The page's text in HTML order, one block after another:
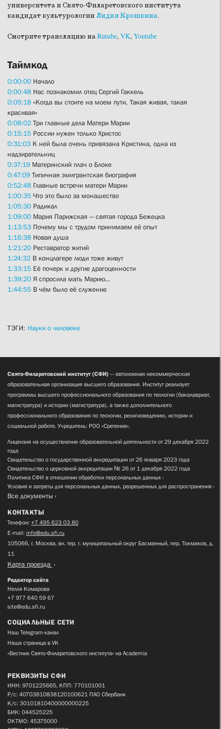
университета и Свято-Филаретовского института
кандидат культурологииЛидия Крошкина.
Смотрите трансляцию наRutube, VK, Youtube
Таймкод
0:00:00 Начало
0:00:48 Нас познакомил отец Сергий Гаккель
0:05:18 «Когда вы стоите на моем пути, Такая живая, такая
красивая»
0:08:02 Три главные дела Матери Марии
0:15:15 России нужен только Христос
0:31:03 К ней была очень привязана Кристина, одна из
надзирательниц
0:37:19 Материнский плач о Блоке
0:47:09 Типичная эмигрантская биография
0:52:48 Главные встречи матери Марии
1:00:35 Что это было за монашество
1:05:30 Радикал
1:09:00 Мария Парижская — святая города Бежецка
1:13:53 Почему мы с трудом принимаем её опыт
1:16:38 Новая душа
1:21:20 Реставратор житий
1:24:32 В концлагере люди тоже живут
1:33:15 Её почерк и другие драгоценности
1:39:20 Я спросила мать Марию…
1:44:55 В чём было её служение
ТЭГИ: Науки о человеке
Свято-Филаретовский институт (СФИ) — автономная некоммерческая
образовательная организация высшего образования. Институт реализует
программы высшего профессионального образования по теологии (бакалавриат,
магистратура) и истории (магистратура), а также дополнительного
профессионального образования по теологии, религиоведению, истории и
социальной работе. Учредитель: РОО «Сретение».
Лицензия на осуществление образовательной деятельности от 29 декабря 2022
года
Свидетельство о государственной аккредитации от 26 января 2023 года
Свидетельство о церковной аккредитации № 26 от 1 декабря 2022 года
Политика СФИ в отношении обработки персональных данных
Условия и запреты для персональных данных, разрешенных для распространения
Все документы
КОНТАКТЫ
Телефон: +7 495 623 03 80
E-mail: info@edu.sfi.ru
105066, г. Москва, вн. тер. г. муниципальный округ Басманный, пер. Токмаков, д.
11
Карта проезда
Редактор сайта
Нелля Комарова
+7 977 640 59 67
site@edu.sfi.ru
СОЦИАЛЬНЫЕ СЕТИ
Наш Telegram-канал
Наша страница в VK
«Вестник Свято-Филаретовского института» на Academia
РЕКВИЗИТЫ СФИ
ИНН: 9701225665, КПП: 770101001
Р/с: 40703810838120100621 ПАО Сбербанк
К/с: 30101810400000000225
БИК: 044525225
ОКТМО: 45375000